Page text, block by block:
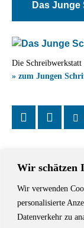
Wir schätzen
Wir verwenden
personalisierte
Datenverkehr zu
Das
Die
» zum Jungen
Das
Autoren aus
Lesungen,